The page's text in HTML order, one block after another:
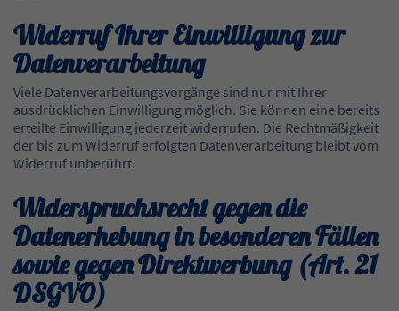
Widerruf Ihrer Einwilligung zur
Datenverarbeitung
Viele Datenverarbeitungsvorgänge sind nur mit Ihrer
ausdrücklichen Einwilligung möglich. Sie können eine bereits
erteilte Einwilligung jederzeit widerrufen. Die Rechtmäßigkeit
der bis zum Widerruf erfolgten Datenverarbeitung bleibt vom
Widerruf unberührt.
Widerspruchsrecht gegen die
Datenerhebung in besonderen Fällen
sowie gegen Direktwerbung (Art. 21
DSGVO)